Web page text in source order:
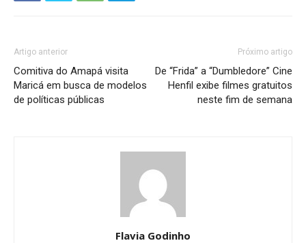
Artigo anterior
Comitiva do Amapá visita
Maricá em busca de modelos
de políticas públicas
Próximo artigo
De “Frida” a “Dumbledore” Cine
Henfil exibe filmes gratuitos
neste fim de semana
Flavia Godinho